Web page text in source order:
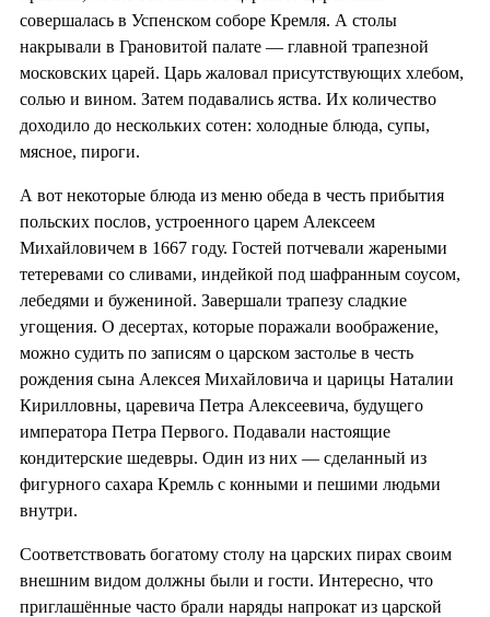
совершалась в Успенском соборе Кремля. А столы
накрывали в Грановитой палате — главной трапезной
московских царей. Царь жаловал присутствующих хлебом,
солью и вином. Затем подавались яства. Их количество
доходило до нескольких сотен: холодные блюда, супы,
мясное, пироги.
А вот некоторые блюда из меню обеда в честь прибытия
польских послов, устроенного царем Алексеем
Михайловичем в 1667 году. Гостей потчевали жареными
тетеревами со сливами, индейкой под шафранным соусом,
лебедями и бужениной. Завершали трапезу сладкие
угощения. О десертах, которые поражали воображение,
можно судить по записям о царском застолье в честь
рождения сына Алексея Михайловича и царицы Наталии
Кирилловны, царевича Петра Алексеевича, будущего
императора Петра Первого. Подавали настоящие
кондитерские шедевры. Один из них — сделанный из
фигурного сахара Кремль с конными и пешими людьми
внутри.
Соответствовать богатому столу на царских пирах своим
внешним видом должны были и гости. Интересно, что
приглашённые часто брали наряды напрокат из царской